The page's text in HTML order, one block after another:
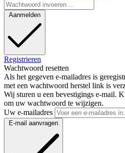
Aanmelden
Registrieren
Wachtwoord resetten
Als het gegeven e-mailadres is
met een wachtwoord herstel link is
Wij sturen u een bevestigings e-mail.
om uw wachtwoord te wijzigen.
Uw e-mailadres
E-mail aanvragen